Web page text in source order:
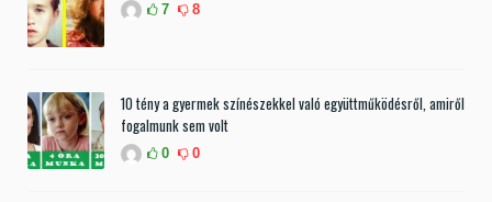
7 8
10 tény a gyermek színészekkel való együttműködésről, amiről
fogalmunk sem volt
0 0